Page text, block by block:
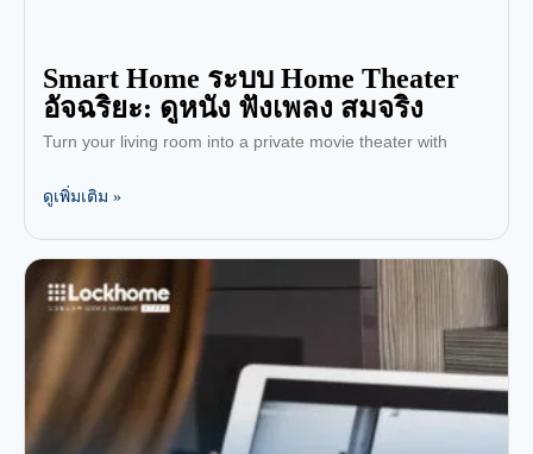
Smart Home ระบบ Home Theater
อัจฉริยะ: ดูหนัง ฟังเพลง สมจริง
Turn your living room into a private movie theater with
ดูเพิ่มเติม »